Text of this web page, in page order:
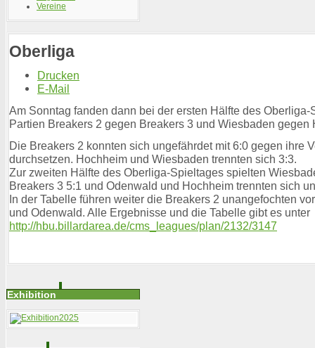
Vereine
Oberliga
Drucken
E-Mail
Am Sonntag fanden dann bei der ersten Hälfte des Oberliga-
Partien Breakers 2 gegen Breakers 3 und Wiesbaden gegen
Die Breakers 2 konnten sich ungefährdet mit 6:0 gegen ihre
durchsetzen. Hochheim und Wiesbaden trennten sich 3:3.
Zur zweiten Hälfte des Oberliga-Spieltages spielten
Breakers 3 5:1 und Odenwald und Hochheim trennten sich
In der Tabelle führen weiter die Breakers 2 unangefochten
und Odenwald. Alle Ergebnisse und die Tabelle gibt es unter
http://hbu.billardarea.de/cms_leagues/plan/2132/3147
Exhibition